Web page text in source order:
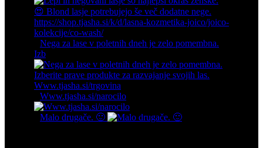
Nega za lase v poletnih dneh je zelo pomembna.
Izb
Www.tjasha.si/narocilo
Malo drugače. 🙂